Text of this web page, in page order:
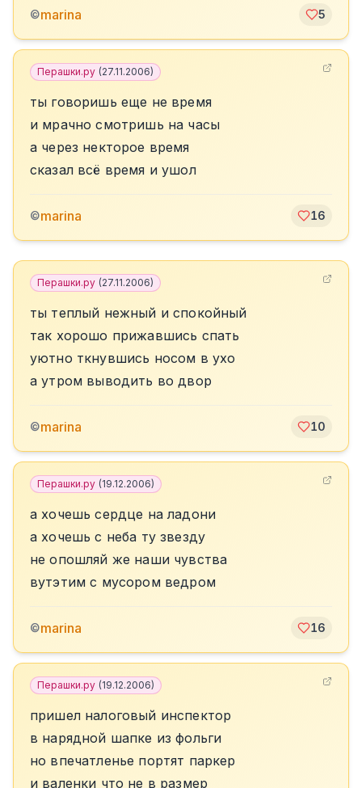
©marina 5
Перашки.ру (27.11.2006)
ты говоришь еще не время
и мрачно смотришь на часы
а через некторое время
сказал всё время и ушол
©marina 16
Перашки.ру (27.11.2006)
ты теплый нежный и спокойный
так хорошо прижавшись спать
уютно ткнувшись носом в ухо
а утром выводить во двор
©marina 10
Перашки.ру (19.12.2006)
а хочешь сердце на ладони
а хочешь с неба ту звезду
не опошляй же наши чувства
вутэтим с мусором ведром
©marina 16
Перашки.ру (19.12.2006)
пришел налоговый инспектор
в нарядной шапке из фольги
но впечатленье портят паркер
и валенки что не в размер